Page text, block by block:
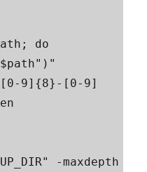
do
-maxdepth